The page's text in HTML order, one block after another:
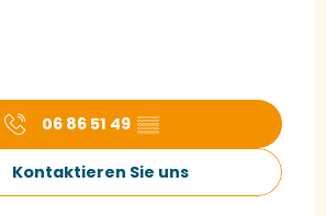
06 86 51 49 ▒▒
Kontaktieren Sie uns